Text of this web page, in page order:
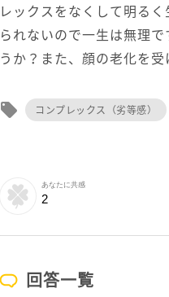
レックスをなくして明る
られないので一生は無理
うか？また、顔の老化を
local_offer コンプレックス（劣等感）
あなたに共感
2
回答一覧